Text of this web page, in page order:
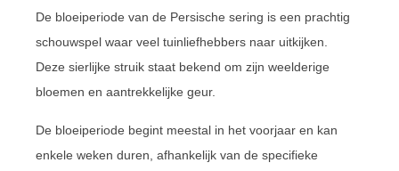
De bloeiperiode van de Persische sering is een prachtig
schouwspel waar veel tuinliefhebbers naar uitkijken.
Deze sierlijke struik staat bekend om zijn weelderige
bloemen en aantrekkelijke geur.
De bloeiperiode begint meestal in het voorjaar en kan
enkele weken duren, afhankelijk van de specifieke